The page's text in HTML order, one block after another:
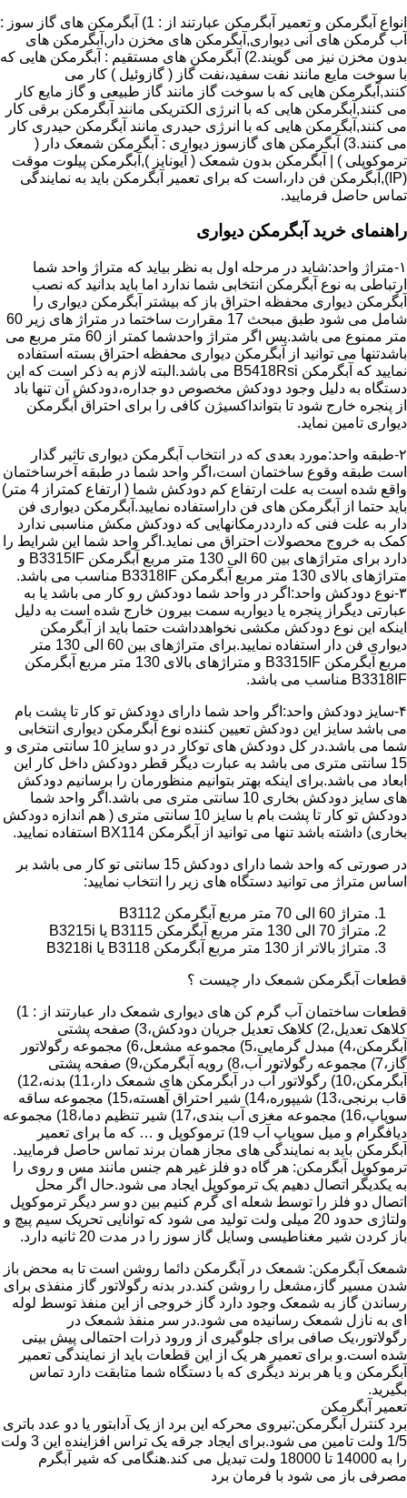
انواع آبگرمکن و تعمیر آبگرمکن عبارتند از : 1) آبگرمکن های گاز سوز :
آب گرمکن های آنی دیواری,آبگرمکن های مخزن دار,آبگرمکن های
بدون مخزن نیز می گویند.2) آبگرمکن های مستقیم : آبگرمکن هایی که
با سوخت مایع مانند نفت سفید،نفت گاز ( گازوئیل ) کار می
کنند,آبگرمکن هایی که با سوخت گاز مانند گاز طبیعی و گاز مایع کار
می کنند,آبگرمکن هایی که با انرژی الکتریکی مانند آبگرمکن برقی کار
می کنند,آبگرمکن هایی که با انرژی حیدری مانند آبگرمکن حیدری کار
می کنند.3) آبگرمکن های گازسوز دیواری : آبگرمکن شمعک دار (
ترموکوپلی ) | آبگرمکن بدون شمعک ( آیونایز ),آبگرمکن پیلوت موقت
(IP),آبگرمکن فن دار،است که برای تعمیر آبگرمکن باید به نمایندگی
تماس حاصل فرمایید.
راهنمای خرید آبگرمکن دیواری
۱-متراژ واحد:شاید در مرحله اول به نظر بیاید که متراژ واحد شما
ارتباطی به نوع آبگرمکن انتخابی شما ندارد اما باید بدانید که نصب
آبگرمکن دیواری محفظه احتراق باز که بیشتر آبگرمکن دیواری را
شامل می شود طبق مبحث 17 مقرارت ساختما در متراژ های زیر 60
متر ممنوع می باشد.پس اگر متراژ واحدشما کمتر از 60 متر مربع می
باشدتنها می توانید از آبگرمکن دیواری محفظه احتراق بسته استفاده
نمایید که آبگرمکن B5418Rsi می باشد.البته لازم به ذکر است که این
دستگاه به دلیل وجود دودکش مخصوص دو جداره،دودکش آن تنها باد
از پنجره خارج شود تا بتوانداکسیژن کافی را برای احتراق آبگرمکن
دیواری تامین نماید.
۲-طبقه واحد:مورد بعدی که در انتخاب آبگرمکن دیواری تاثیر گذار
است طبقه وقوع ساختمان است،اگر واحد شما در طبقه آخرساختمان
واقع شده است به علت ارتفاع کم دودکش شما ( ارتفاع کمتراز 4 متر)
باید حتما از آبگرمکن های فن داراستفاده نمایید.آبگرمکن دیواری فن
دار به علت فنی که دارددرمکانهایی که دودکش مکش مناسبی ندارد
کمک به خروج محصولات احتراق می نماید.اگر واحد شما این شرایط را
دارد برای متراژهای بین 60 الی 130 متر مربع آبگرمکن B3315IF و
متراژهای بالای 130 متر مربع آبگرمکن B3318IF مناسب می باشد.
۳-نوع دودکش واحد:اگر در واحد شما دودکش رو کار می باشد یا به
عبارتی دیگراز پنجره یا دیواربه سمت بیرون خارج شده است به دلیل
اینکه این نوع دودکش مکشی نخواهدداشت حتما باید از آبگرمکن
دیواری فن دار استفاده نمایید.برای متراژهای بین 60 الی 130 متر
مربع آبگرمکن B3315IF و متراژهای بالای 130 متر مربع آبگرمکن
B3318IF مناسب می باشد.
۴-سایز دودکش واحد:اگر واحد شما دارای دودکش تو کار تا پشت بام
می باشد سایز این دودکش تعیین کننده نوع آبگرمکن دیواری انتخابی
شما می باشد.در کل دودکش های توکار در دو سایز 10 سانتی متری و
15 سانتی متری می باشد به عبارت دیگر قطر دودکش داخل کار این
ابعاد می باشد.برای اینکه بهتر بتوانیم منظورمان را برسانیم دودکش
های سایز دودکش بخاری 10 سانتی متری می باشد.اگر واحد شما
دودکش تو کار تا پشت بام با سایز 10 سانتی متری ( هم اندازه دودکش
بخاری) داشته باشد تنها می توانید از آبگرمکن BX114 استفاده نمایید.
در صورتی که واحد شما دارای دودکش 15 سانتی تو کار می باشد بر
اساس متراژ می توانید دستگاه های زیر را انتخاب نمایید:
متراژ 60 الی 70 متر مربع آبگرمکن B3112
متراژ 70 الی 130 متر مربع آبگرمکن B3115 یا B3215i
متراژ بالاتر از 130 متر مربع آبگرمکن B3118 یا B3218i
قطعات آبگرمکن شمعک دار چیست ؟
قطعات ساختمان آب گرم کن های دیواری شمعک دار عبارتند از : 1)
کلاهک تعدیل،2) کلاهک تعدیل جریان دودکش،3) صفحه پشتی
آبگرمکن،4) مبدل گرمایی،5) مجموعه مشعل،6) مجموعه رگولاتور
گاز،7) مجموعه رگولاتور آب،8) رویه آبگرمکن،9) صفحه پشتی
آبگرمکن،10) رگولاتور آب در آبگرمکن های شمعک دار،11) بدنه،12)
قاب برنجی،13) شیپوره،14) شیر احتراق آهسته،15) مجموعه ساقه
سوپاپ،16) مجموعه مغزی آب بندی،17) شیر تنظیم دما،18) مجموعه
دیافگرام و میل سوپاپ آب 19) ترموکوپل و … که ما برای تعمیر
آبگرمکن باید به نمایندگی های مجاز همان برند تماس حاصل فرمایید.
ترموکوپل آبگرمکن: هر گاه دو فلز غیر هم جنس مانند مس و روی را
به یکدیگر اتصال دهیم یک ترموکوپل ایجاد می شود.حال اگر محل
اتصال دو فلز را توسط شعله ای گرم کنیم بین دو سر دیگر ترموکوپل
ولتاژی حدود 20 میلی ولت تولید می شود که توانایی تحریک سیم پیچ و
باز کردن شیر مغناطیسی وسایل گاز سوز را در مدت 20 ثانیه دارد.
شمعک آبگرمکن: شمعک در آبگرمکن دائما روشن است تا به محض باز
شدن مسیر گاز،مشعل را روشن کند.در بدنه رگولاتور گاز منفذی برای
رساندن گاز به شمعک وجود دارد گاز خروجی از این منفذ توسط لوله
ای به نازل شمعک رسانیده می شود.در سر منفذ شمعک در
رگولاتور،یک صافی برای جلوگیری از ورود ذرات احتمالی پیش بینی
شده است.و برای تعمیر هر یک از این قطعات باید از نمایندگی تعمیر
آبگرمکن و یا هر برند دیگری که با دستگاه شما متابقت دارد تماس
بگیرید.
تعمیر آبگرمکن
برد کنترل آبگرمکن:نیروی محرکه این برد از یک آدابتور یا دو عدد باتری
1/5 ولت تامین می شود.برای ایجاد جرقه یک تراس افزاینده این 3 ولت
را به 14000 تا 18000 ولت تبدیل می کند.هنگامی که شیر آبگرم
مصرفی باز می شود با فرمان برد